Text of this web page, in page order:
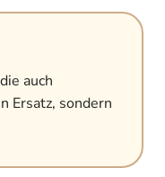
auch
Ersatz, sondern